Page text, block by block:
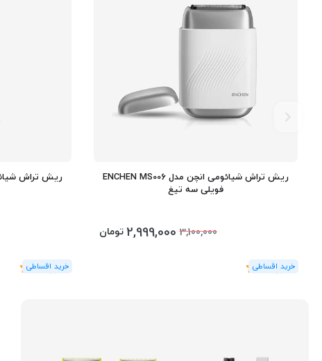
ریش تراش شیائومی انچن مدل ENCHEN MS006
فویلی سه تیغ
3,100,000
2,999,000 تومان
(1رای)
5
(1رای)
5